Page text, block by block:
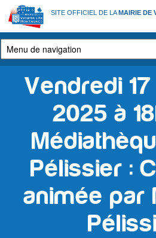
Aller
au
contenu
principal
SITE OFFICIEL DE LAMAIRIE DE
Vendredi
2025 à
Pélissier :
animée par